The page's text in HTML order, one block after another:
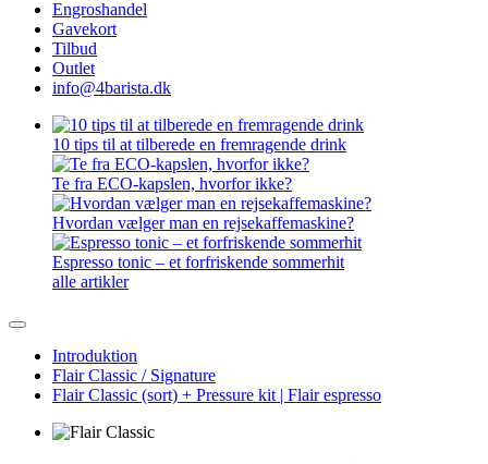
Engroshandel
Gavekort
Tilbud
Outlet
info@4barista.dk
10 tips til at tilberede en fremragende drink
Te fra ECO-kapslen, hvorfor ikke?
Hvordan vælger man en rejsekaffemaskine?
Espresso tonic – et forfriskende sommerhit
alle artikler
Introduktion
Flair Classic / Signature
Flair Classic (sort) + Pressure kit | Flair espresso